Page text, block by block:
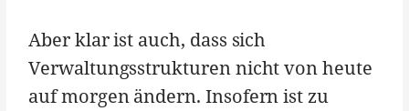
Aber klar ist auch, dass sich
Verwaltungsstrukturen nicht von heute
auf morgen ändern. Insofern ist zu